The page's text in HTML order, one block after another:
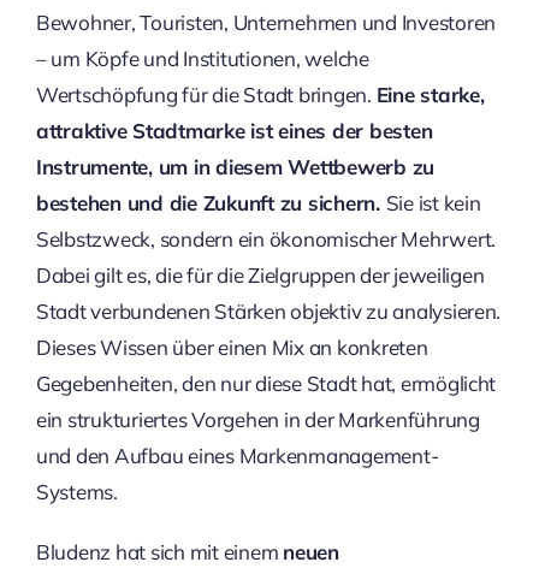
Bewohner, Touristen, Unternehmen und Investoren
– um Köpfe und Institutionen, welche
Wertschöpfung für die Stadt bringen. Eine starke,
attraktive Stadtmarke ist eines der besten
Instrumente, um in diesem Wettbewerb zu
bestehen und die Zukunft zu sichern. Sie ist kein
Selbstzweck, sondern ein ökonomischer Mehrwert.
Dabei gilt es, die für die Zielgruppen der jeweiligen
Stadt verbundenen Stärken objektiv zu analysieren.
Dieses Wissen über einen Mix an konkreten
Gegebenheiten, den nur diese Stadt hat, ermöglicht
ein strukturiertes Vorgehen in der Markenführung
und den Aufbau eines Markenmanagement-
Systems.
Bludenz hat sich mit einem neuen